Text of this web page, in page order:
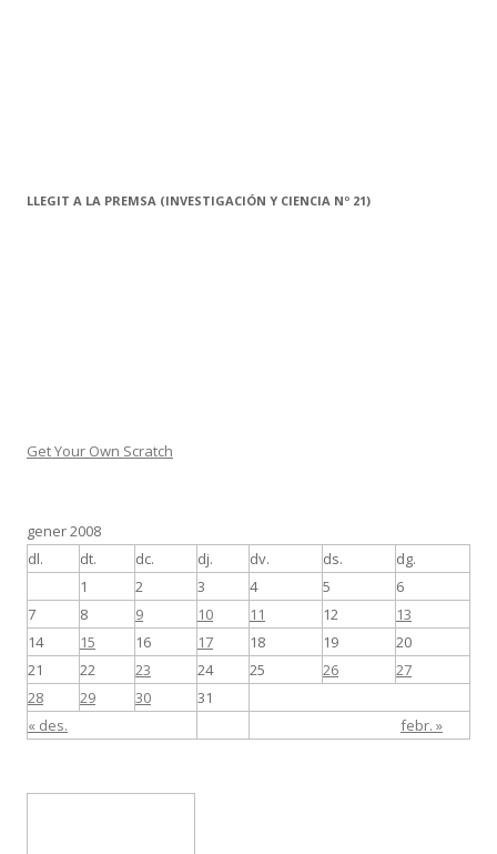
LLEGIT A LA PREMSA (INVESTIGACIÓN Y CIENCIA Nº 21)
Get Your Own Scratch
gener 2008
dl.
dt. dc. dj. dv. ds. dg.
« des. febr. »
1 2 3 4 5
6
7
8 9 10 11 12
13
14
15 16 17 18 19
20
21
22 23 24 25 26
27
28
29 30 31